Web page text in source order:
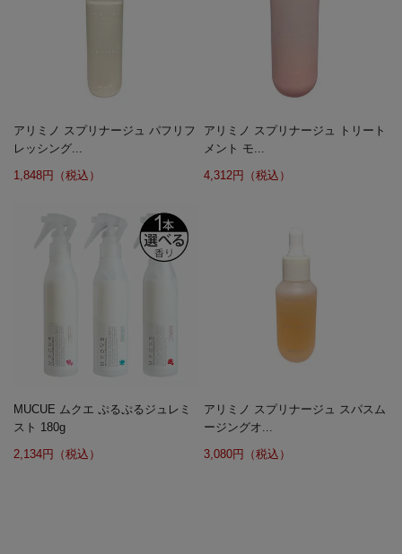
アリミノ スプリナージュ パフリフ
レッシング...
1,848円（税込）
アリミノ スプリナージュ トリート
メント モ...
4,312円（税込）
MUCUE ムクエ ぷるぷるジュレミ
スト 180g
2,134円（税込）
アリミノ スプリナージュ スパスム
ージングオ...
3,080円（税込）